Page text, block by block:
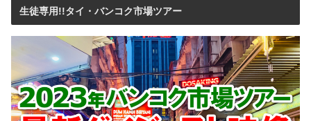
生徒専用!!タイ・バンコク市場ツアー